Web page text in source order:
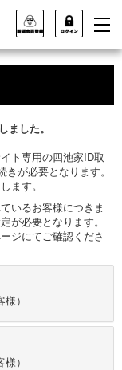
ました。
ト専用の四池家ID取
が必要となります。
ます。
いるお客様につきま
が必要となります。
ジにてご確認くださ
）
）